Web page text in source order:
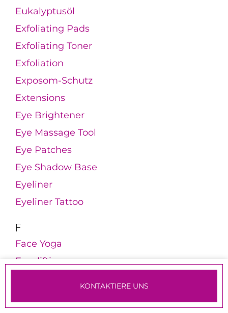
Eukalyptusöl
Exfoliating Pads
Exfoliating Toner
Exfoliation
Exposom-Schutz
Extensions
Eye Brightener
Eye Massage Tool
Eye Patches
Eye Shadow Base
Eyeliner
Eyeliner Tattoo
F
Face Yoga
Facelifting
TERMINE & ANMELDUNG
KONTAKTIERE UNS